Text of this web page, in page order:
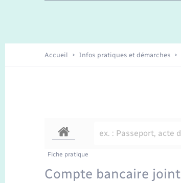
Enfants – Jeunes
Accueil Infos pratiques et démarches
Fiche pratique
Compte bancaire joint